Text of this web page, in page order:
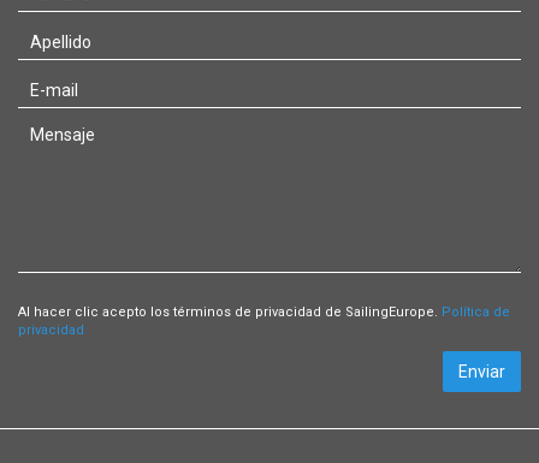
Al hacer clic acepto los términos de privacidad de SailingEurope. Política de
privacidad
Enviar